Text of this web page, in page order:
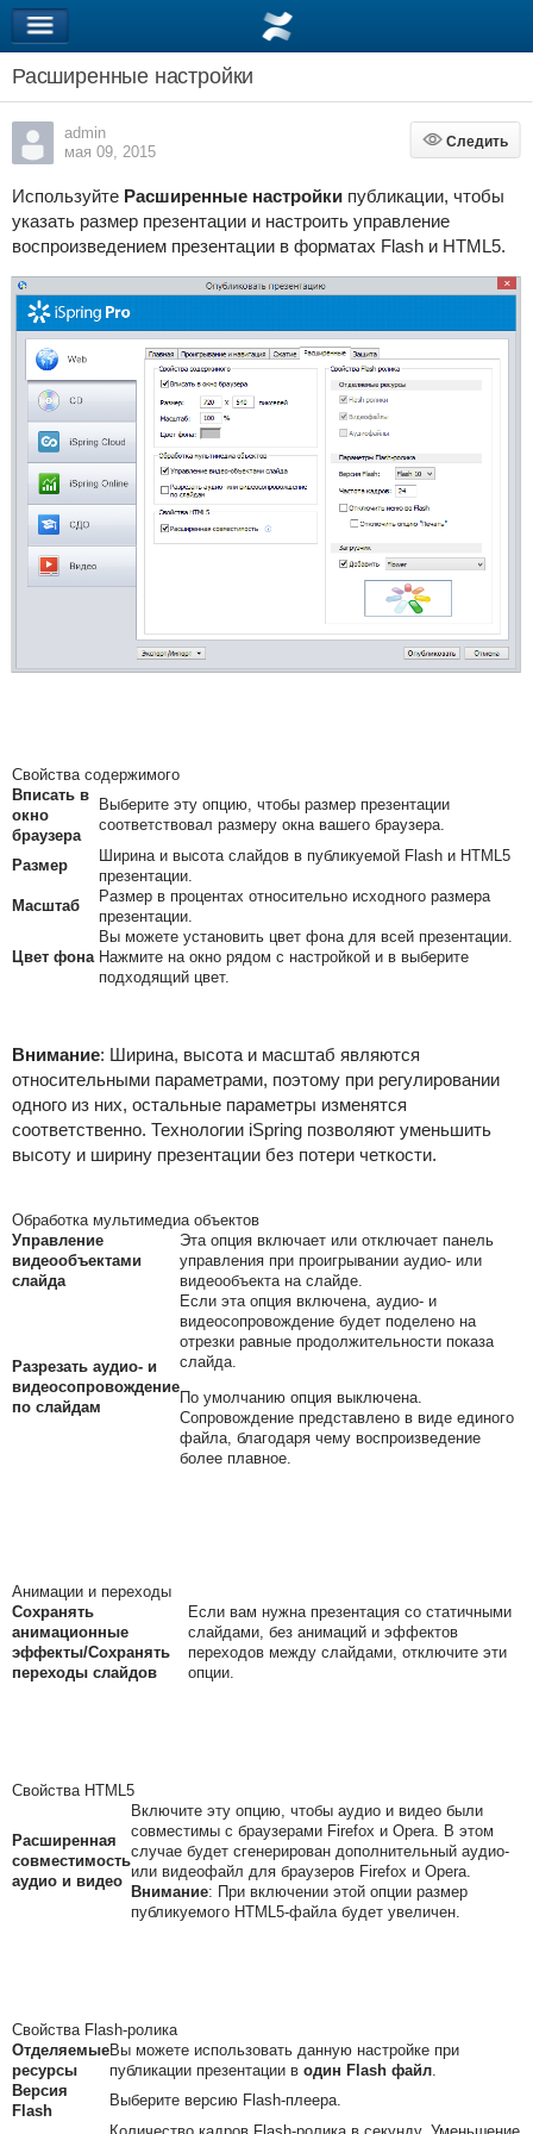
Расширенные настройки
admin
мая 09, 2015
Следить
Следить
Используйте Расширенные настройкипубликации, чтобы
указать размер презентации и настроить управление
воспроизведением презентации в форматах Flash и HTML5.
Свойства содержимого
Вписать в
окно
браузера
Выберите эту опцию, чтобы размер презентации
соответствовал размеру окна вашего браузера.
Размер
Ширина и высота слайдов в публикуемой Flash и HTML5
презентации.
Масштаб
Размер в процентах относительно исходного размера
презентации.
Цвет фона
Вы можете установить цвет фона для всей презентации.
Нажмите на окно рядом с настройкой и в выберите
подходящий цвет.
Внимание: Ширина, высота и масштаб являются
относительными параметрами, поэтому при регулировании
одного из них, остальные параметры изменятся
соответственно. Технологии iSpring позволяют уменьшить
высоту и ширину презентации без потери четкости.
Обработка мультимедиа объектов
Управление
видеообъектами
слайда
Эта опция включает или отключает панель
управления при проигрывании аудио- или
видеообъекта на слайде.
Разрезать аудио- и
видеосопровождение
по слайдам
Если эта опция включена, аудио- и
видеосопровождение будет поделено на
отрезки равные продолжительности показа
слайда.
По умолчанию опция выключена.
Сопровождение представлено в виде единого
файла, благодаря чему воспроизведение
более плавное.
Анимации и переходы
Сохранять
анимационные
эффекты/Сохранять
переходы слайдов
Если вам нужна презентация со статичными
слайдами, без анимаций и эффектов
переходов между слайдами, отключите эти
опции.
Свойства HTML5
Расширенная
совместимость
аудио и видео
Включите эту опцию, чтобы аудио и видео были
совместимы с браузерами Firefox и Opera. В этом
случае будет сгенерирован дополнительный аудио-
или видеофайл для браузеров Firefox и Opera.
Внимание: При включении этой опции размер
публикуемого HTML5-файла будет увеличен.
Свойства Flash-ролика
Отделяемые
ресурсы
Вы можете использовать данную настройке при
публикации презентации в один Flash файл.
Версия
Flash
Выберите версию Flash-плеера.